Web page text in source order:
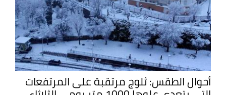
أحوال الطقس: ثلوج مرتقبة على المرتفعات